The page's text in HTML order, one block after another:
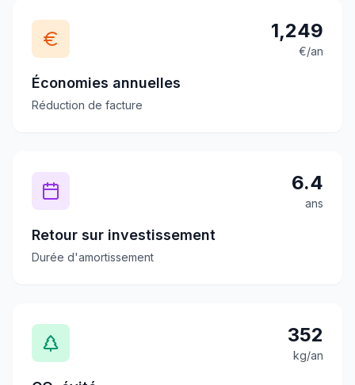
1,249
€/an
Économies annuelles
Réduction de facture
6.4
ans
Retour sur investissement
Durée d'amortissement
352
kg/an